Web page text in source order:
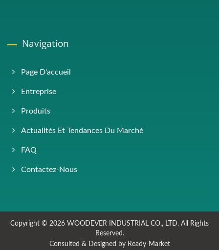
Navigation
Page D'accueil
Entreprise
Produits
Actualités Et Tendances Du Marché
FAQ
Contactez-Nous
Copyright © 2026 WOODEVER INDUSTRIAL CO., LTD. All Rights
Reserved.
Consulted & Designed by Ready-Market